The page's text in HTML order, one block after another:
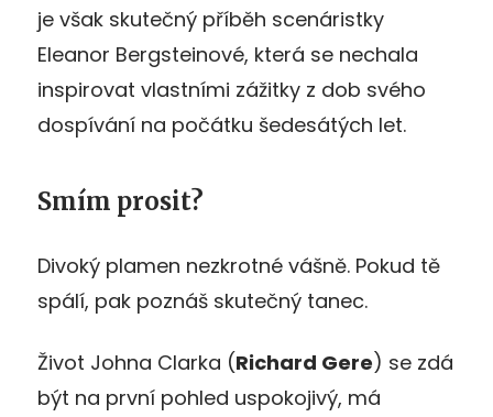
je však skutečný příběh scenáristky
Eleanor Bergsteinové, která se nechala
inspirovat vlastními zážitky z dob svého
dospívání na počátku šedesátých let.
Smím prosit?
Divoký plamen nezkrotné vášně. Pokud tě
spálí, pak poznáš skutečný tanec.
Život Johna Clarka (Richard Gere) se zdá
být na první pohled uspokojivý, má